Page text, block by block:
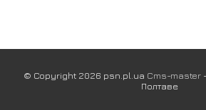
© Copyright 2026 psn.pl.ua Cms-master-
Полтаве